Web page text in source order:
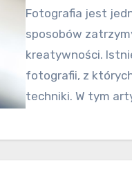
Fotografia jest jednym z najpopularniejszych
sposobów
kreatywności.
fotografii, z
techniki. W tym